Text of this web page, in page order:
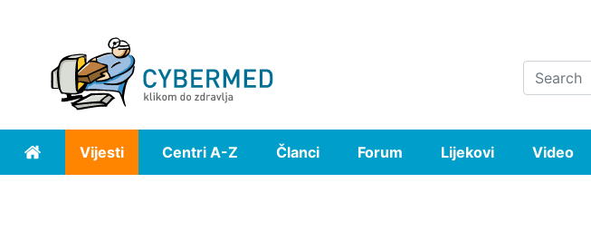
Search
Home Vijesti Centri A-Z Članci Forum Lijekovi Video